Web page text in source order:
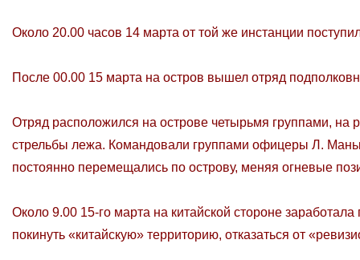
Около 20.00 часов 14 марта от той же инстанции
После 00.00 15 марта на остров вышел отряд
Отряд расположился на острове четырьмя группами, на
стрельбы лежа. Командовали группами офицеры Л.
постоянно перемещались по острову, меняя огневые
Около 9.00 15-го марта на китайской стороне
покинуть «китайскую» территорию, отказаться от